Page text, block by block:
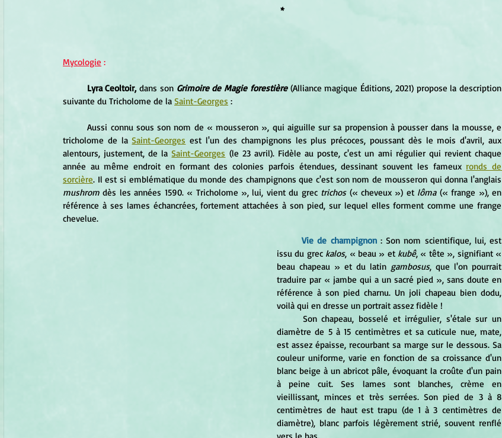
*
Mycologie :
Lyra Ceoltoir, dans son Grimoire de Magie forestière (Alliance magique Éditions, 2021) propose la description
suivante du Tricholome de la Saint-Georges :
	Aussi connu sous son nom de « mousseron », qui aiguille sur sa propension à pousser dans la mousse, e
tricholome de la Saint-Georges est l'un des champignons les plus précoces, poussant dès le mois d'avril, aux
alentours, justement, de la Saint-Georges (le 23 avril). Fidèle au poste, c'est un ami régulier qui revient chaque
année au même endroit en formant des colonies parfois étendues, dessinant souvent les fameux ronds de
sorcière
mushrom dès les années 1590. « Tricholome », lui, vient du grec trichos (« cheveux ») et lôma (« frange »), en
référence à ses lames échancrées, fortement attachées à son pied, sur lequel elles forment comme une frange
chevelue.
Vie de champignon : Son nom scientifique, lui, est
issu du grec kalos, « beau » et kubê, « tête », signifiant «
beau chapeau » et du latin gambosus, que l'on pourrait
traduire par « jambe qui a un sacré pied », sans doute en
référence à son pied charnu. Un joli chapeau bien dodu,
voilà qui en dresse un portrait assez fidèle !
diamètre de 5 à 15 centimètres et sa cuticule nue, mate,
est assez épaisse, recourbant sa marge sur le dessous. Sa
couleur uniforme, varie en fonction de sa croissance d'un
blanc beige à un abricot pâle, évoquant la croûte d'un pain
à peine cuit. Ses lames sont blanches, crème en
vieillissant, minces et très serrées. Son pied de 3 à 8
centimètres de haut est trapu (de 1 à 3 centimètres de
diamètre), blanc parfois légèrement strié, souvent renflé
vers le bas.